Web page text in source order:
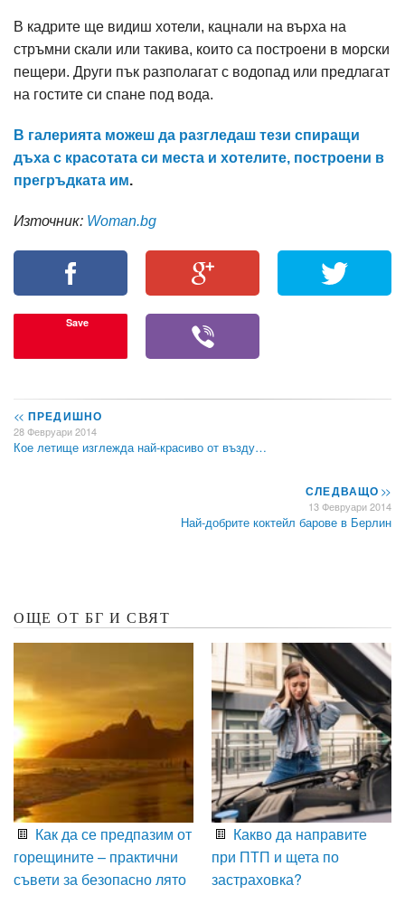
В кадрите ще видиш хотели, кацнали на върха на
стръмни скали или такива, които са построени в морски
пещери. Други пък разполагат с водопад или предлагат
на гостите си спане под вода.
В галерията можеш да разгледаш тези спиращи
дъха с красотата си места и хотелите, построени в
прегръдката им.
Източник: Woman.bg
Save
<< ПРЕДИШНО
28 Февруари 2014
Кое летище изглежда най-красиво от възду…
СЛЕДВАЩО>>
13 Февруари 2014
Най-добрите коктейл барове в Берлин
ОЩЕ ОТ БГ И СВЯТ
Как да се предпазим от
горещините – практични
съвети за безопасно лято
Какво да направите
при ПТП и щета по
застраховка?